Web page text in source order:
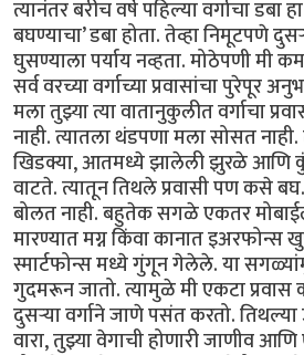
त्यानंतर बरीच वर्षे पहिल्या वर्गाचा डबा
बघण्याचा’ डबा होता. तेव्हा निमूटपणे
घुसण्याला पर्याय नव्हता. मोठेपणी मी
सर्व वरच्या वर्गाच्या प्रवासांचा पुरेपूर
मला तुझ्या त्या वातानुकुलीत वर्गाचा
नाही. त्यातला थंडपणा मला सोसत
खिडक्या, आतमध्ये झालेली झुरळे आणि
वाटते. त्यातून तिथले प्रवासी पण कसे
बोलत नाही. बहुतेक सगळे एकतर
मारण्यात मग्न किंवा कानात इअरफोन्स
स्मार्टफोन्स मध्ये गुंगून गेलेले. या
गुदमरून जातो. त्यामुळे मी एकटा प्रवास
दुसऱ्या वर्गाने जाणे पसंत करतो.
वारा, तुझ्या वेगाची होणारी जाणीव